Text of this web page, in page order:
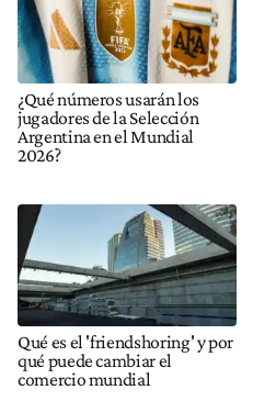
¿Qué números usarán los
jugadores de la Selección
Argentina en el Mundial
2026?
Qué es el 'friendshoring' y por
qué puede cambiar el
comercio mundial